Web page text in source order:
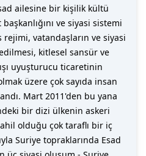
ailesine bir kişilik kültü
ve siyasi sistemi
rejimi, vatandaşların ve siyasi
kitlesel sansür ve
uyuşturucu ticaretinin
üzere çok sayıda insan
Mart 2011'den bu yana
bir dizi ülkenin askeri
olduğu çok taraflı bir iç
Suriye topraklarında Esad